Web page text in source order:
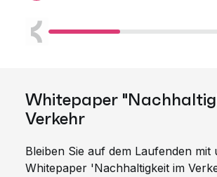
Vorherige
Whitepaper
Verkehr
Bleiben Sie auf dem Laufenden mit
Whitepaper 'Nachhaltigkeit im